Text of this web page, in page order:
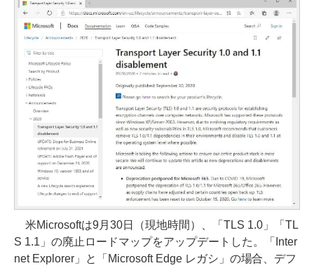
米Microsoftは9月30日（現地時間）、「TLS 1.0」「TL
S 1.1」の廃止ロードマップをアップデートした。「Inter
net Explorer」と「Microsoft Edge レガシ」の場合、デフ